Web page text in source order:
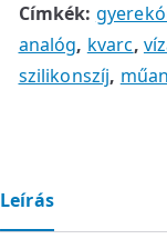
Címkék:
analóg, kvarc,
szilikonszíj,
Leírás